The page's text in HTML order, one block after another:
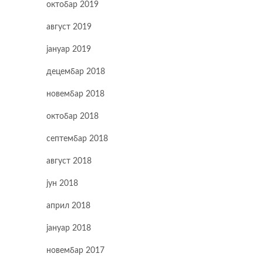
октобар 2019
август 2019
јануар 2019
децембар 2018
новембар 2018
октобар 2018
септембар 2018
август 2018
јун 2018
април 2018
јануар 2018
новембар 2017